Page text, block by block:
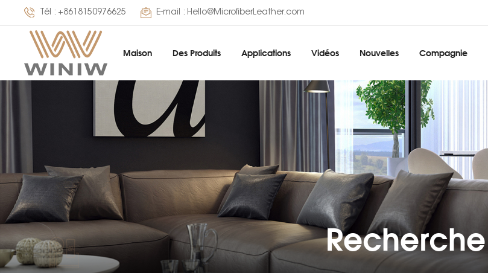
Tél : +8618150976625 E-mail : Hello@MicrofiberLeather.com
Maison Des Produits Applications Vidéos Nouvelles Compagnie
Recherche